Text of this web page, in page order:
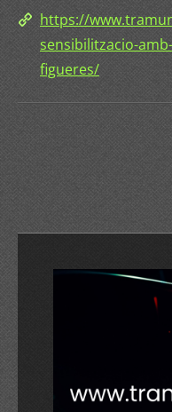
https://
sensibilitzacio-
figueres/